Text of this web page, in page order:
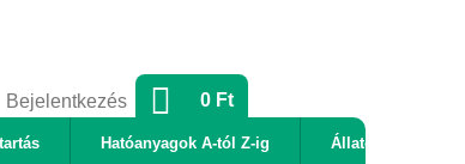
Bejelentkezés KOSÁR
0 Ft
Hatóanyagok A-tól Z-ig Állatok